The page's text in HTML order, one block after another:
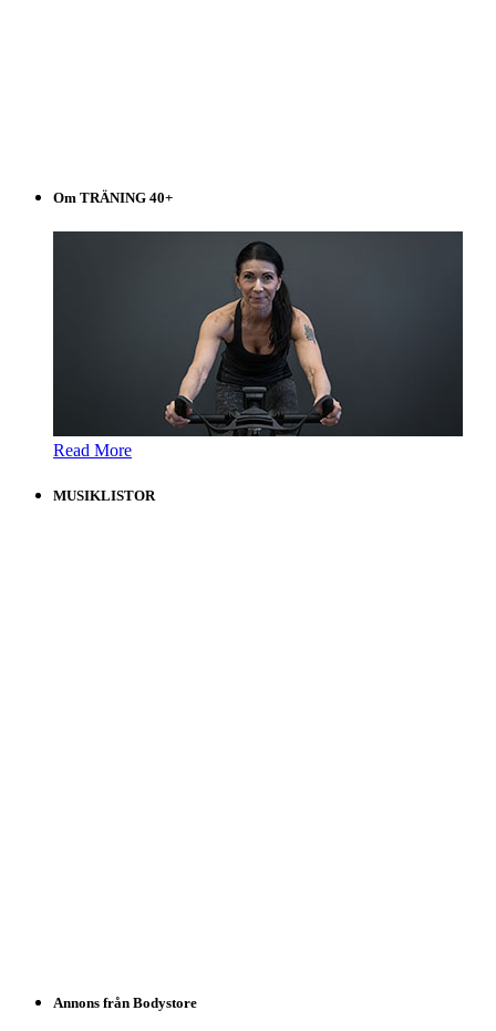
Om TRÄNING 40+
Read More
MUSIKLISTOR
Annons från Bodystore